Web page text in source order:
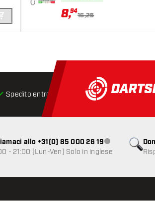
AGGIUNGI AL CARRELLO
8,94
16,25
Spedito entro 24 ore Spedizione
allo +31(0) 85 000 26 19Servizio clienti
- 21:00 (Lun-Ven) Solo in inglese